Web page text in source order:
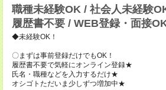
職種未経験OK / 社会人未経験
履歴書不要 / WEB登録・面接
◆未経験OK！
〇まずは事前登録だけでもOK！
履歴書不要で気軽にオンライン登録★
氏名・職種などを入力するだけ★
オシゴトただいま少しずつ増加中★